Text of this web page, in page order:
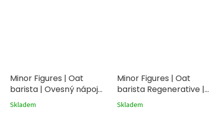
Minor Figures | Oat
barista | Ovesný nápoj
pro baristy 1L
Skladem
Minor Figures | Oat
barista Regenerative |
Ovesný nápoj pro
Skladem